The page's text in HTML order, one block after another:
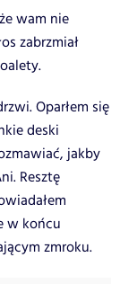
wam nie
zabrzmiał
Oparłem się
deski
jakby
Resztę
w końcu
zmroku.